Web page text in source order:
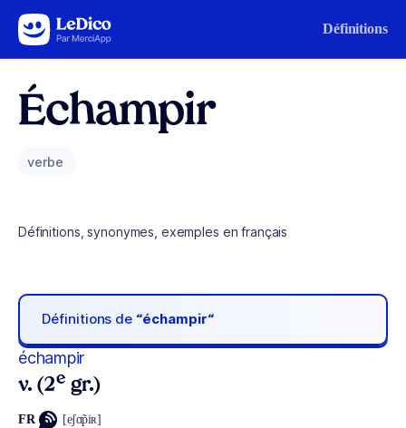
Aller au contenu Définitions
Échampir
verbe
Définitions, synonymes, exemples en français
Définitions de “échampir“
échampir
v. (2e gr.)
FR [eʃɑ̃piʀ]